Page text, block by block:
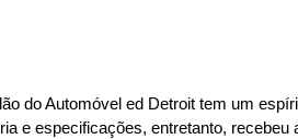
do Automóvel ed Detroit tem um
e especificações, entretanto, recebeu